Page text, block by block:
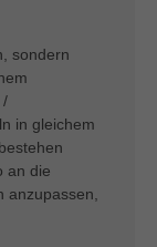
sondern
/
in gleichem
an die
anzupassen,